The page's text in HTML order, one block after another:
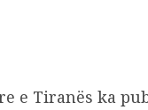
e Tiranës ka